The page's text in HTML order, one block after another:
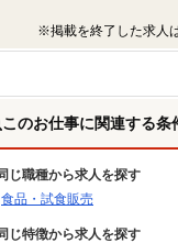
※掲載を終了した求人
このお仕事に関連する条
じ職種から求人を探す
食品・試食販売
じ特徴から求人を探す